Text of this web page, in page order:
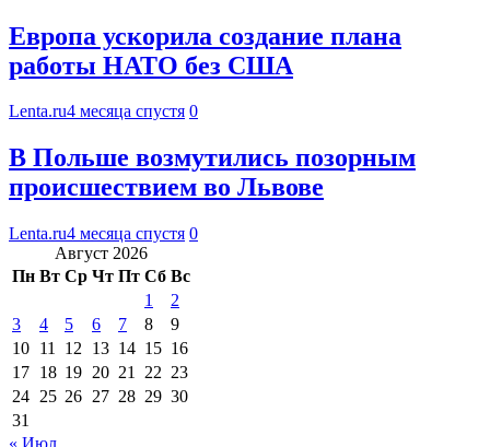
Европа ускорила создание плана
работы НАТО без США
Lenta.ru4 месяца спустя 0
В Польше возмутились позорным
происшествием во Львове
Lenta.ru4 месяца спустя 0
Август 2026
Пн Вт Ср Чт Пт Сб Вс
1
2
3
4 5 6 7 8
9
10 11 12 13 14 15 16
17 18 19 20 21 22 23
24 25 26 27 28 29 30
31